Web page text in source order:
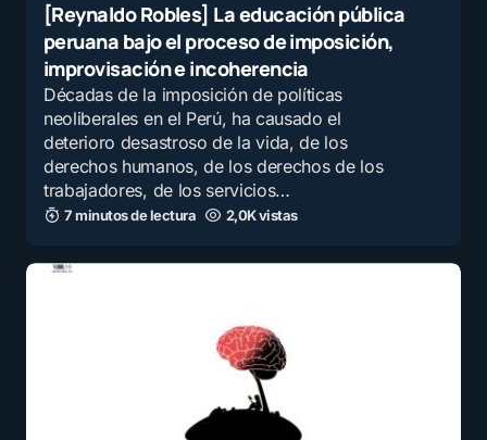
[Reynaldo Robles] La educación pública
peruana bajo el proceso de imposición,
improvisación e incoherencia
Décadas de la imposición de políticas
neoliberales en el Perú, ha causado el
deterioro desastroso de la vida, de los
derechos humanos, de los derechos de los
trabajadores, de los servicios…
7 minutos de lectura 2,0K vistas